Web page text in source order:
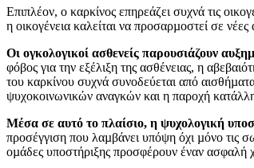
Επιπλέον, ο καρκίνος επηρεάζει συχνά τις
η οικογένεια καλείται να προσαρµοστεί σε
Οι ογκολογικοί ασθενείς παρουσιάζουν
φόβος για την εξέλιξη της ασθένειας, η
του καρκίνου συχνά συνοδεύεται από
ψυχοκοινωνικών αναγκών και η παροχή
Μέσα σε αυτό το πλαίσιο, η ψυχολογική
προσέγγιση που λαµβάνει υπόψη όχι µόνο τις
οµάδες υποστήριξης προσφέρουν έναν